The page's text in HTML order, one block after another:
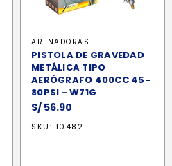
ARENADORAS
PISTOLA DE GRAVEDAD
METÁLICA TIPO
AERÓGRAFO 400CC 45-
80PSI - W71G
S/ 56.90
SKU: 10482